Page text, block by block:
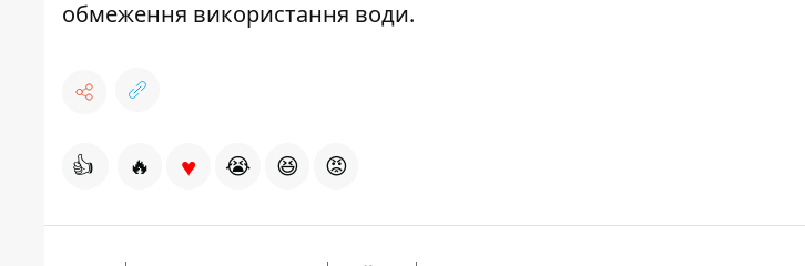
обмеження використання води.
👍 🔥 ♥ 😭 😆 😡